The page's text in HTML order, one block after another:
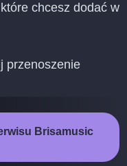
chcesz dodać w
przenoszenie
Brisamusic